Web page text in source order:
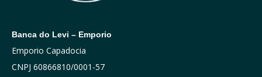
Banca do Levi – Emporio
Emporio Capadocia
CNPJ 60866810/0001-57